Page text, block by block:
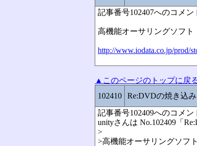
記事番号102407へのコメン
高機能オーサリングソフト
http://www.iodata.co.jp/prod/
▲このページのトップに戻
102410
Re:DVDの焼き込
記事番号102409へのコメン
unityさんは No.102409「
>
>高機能オーサリングソフ